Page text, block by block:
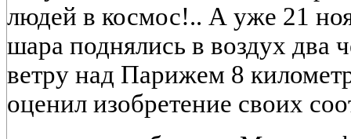
людей в космос!.. А уже 21
шара поднялись в воздух два
ветру над Парижем 8
оценил изобретение своих